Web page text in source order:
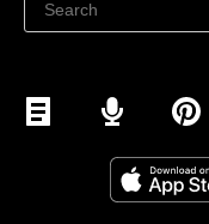
Sälj på Instagram